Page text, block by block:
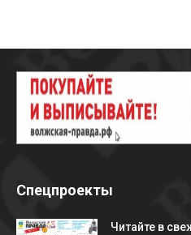
Спецпроекты
Читайте в